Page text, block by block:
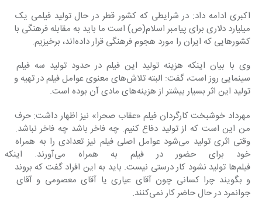
اکبری ادامه داد: در شرایطی که کشور قطر در حال تولید فیلمی یک
میلیارد دلاری برای پیامبر اسلام(ص) است ما باید به مقابله فرهنگی با
کشورهایی که ایران را مورد هجوم فرهنگی قرار داده‌اند، برخیزیم.
وی با بیان اینکه هزینه تولید این فیلم در حدود تولید سه فیلم
سینمایی روز است، گفت: البته تلاش‌های معنوی عوامل فیلم در تهیه و
تولید این اثر بسیار بیشتر از هزینه‌های مادی آن بوده است.
مهرداد خوشبخت کارگردان فیلم «عقاب صحرا» نیز اظهار داشت: حرف
من این است که از تولید دفاع کنیم. چه فاخر باشد چه فاخر نباشد.
وقتی اثری تولید می‌شود عوامل اصلی فیلم نیز تعدادی را به همراه
خود برای حضور در فیلم
فیلم‌ها تولید نشود کار درستی نیست. باید به این افراد گفت که بروند
و بگویند چرا کسانی چون آقای عیاری یا آقای معصومی و آقای
جوانمرد در حال حاضر کار نمی‌کنند.